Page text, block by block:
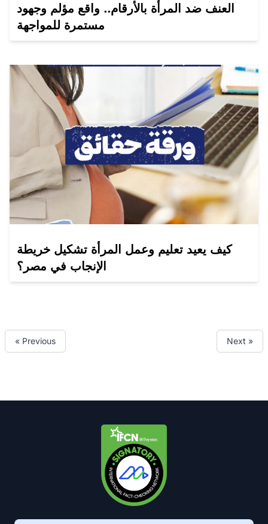
العنف ضد المرأة بالأرقام.. واقع مؤلم وجهود
مستمرة للمواجهة
كيف يعيد تعليم وعمل المرأة تشكيل خريطة
الإنجاب في مصر؟
« Previous Next »